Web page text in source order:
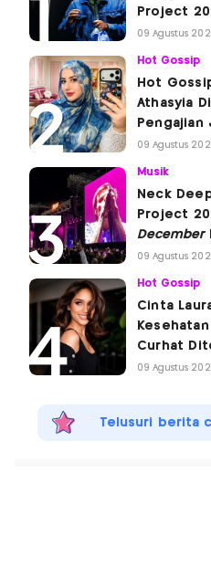
Project
09 Agustus
Hot Gossip
Hot
Athasyia
Pengajian
09 Agustus
Musik
Neck
Project
December
09 Agustus
Hot Gossip
Cinta
Curhat
09 Agustus
Telusuri berita